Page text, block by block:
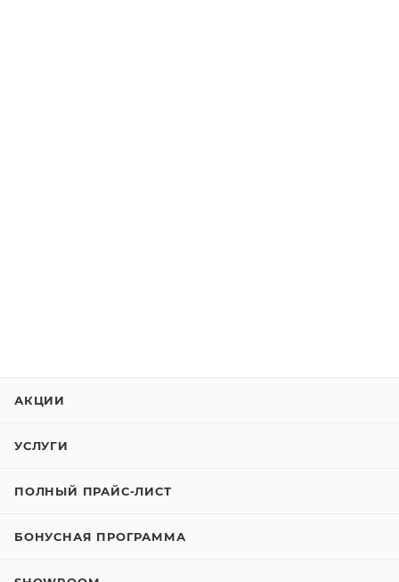
АКЦИИ
УСЛУГИ
ПОЛНЫЙ ПРАЙС-ЛИСТ
БОНУСНАЯ ПРОГРАММА